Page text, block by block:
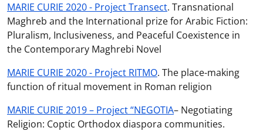
MARIE CURIE 2020 - Project Transect. Transnational
Maghreb and the International prize for Arabic Fiction:
Pluralism, Inclusiveness, and Peaceful Coexistence in
the Contemporary Maghrebi Novel
MARIE CURIE 2020 - Project RITMO. The place-making
function of ritual movement in Roman religion
MARIE CURIE 2019 – Project “NEGOTIA– Negotiating
Religion: Coptic Orthodox diaspora communities.